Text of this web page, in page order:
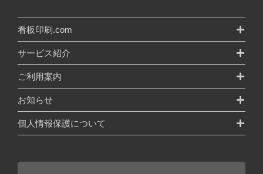
看板印刷.com
サービス紹介
ご利用案内
お知らせ
個人情報保護について